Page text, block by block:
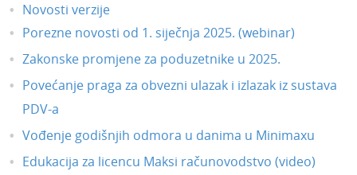
Nova organizacija
Korisnička podrška
Novosti verzije
Porezne novosti od 1. siječnja 2025. (webinar)
Zakonske promjene za poduzetnike u 2025.
Povećanje praga za obvezni ulazak i izlazak iz sustava
PDV-a
Vođenje godišnjih odmora u danima u Minimaxu
Edukacija za licencu Maksi računovodstvo (video)